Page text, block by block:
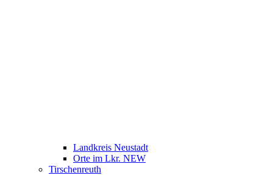
Landkreis Neustadt
Orte im Lkr. NEW
Tirschenreuth